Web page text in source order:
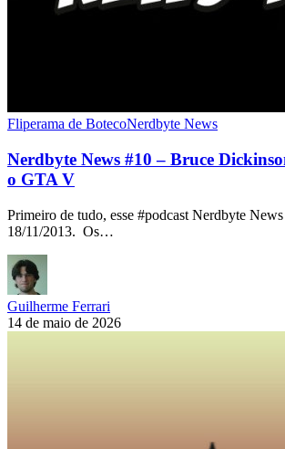
Fliperama de BotecoNerdbyte News
Nerdbyte News #10 – Bruce
o GTA V
Primeiro de tudo, esse #podcast Nerdbyte
18/11/2013. Os…
Guilherme Ferrari
14 de maio de 2026